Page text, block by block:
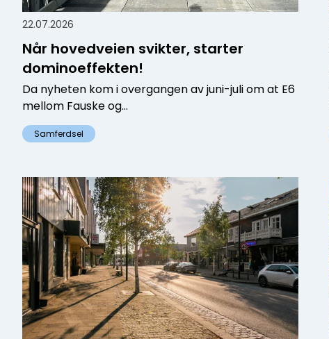
22.07.2026
Når hovedveien svikter, starter
dominoeffekten!
Da nyheten kom i overgangen av juni-juli om at E6
mellom Fauske og...
Samferdsel